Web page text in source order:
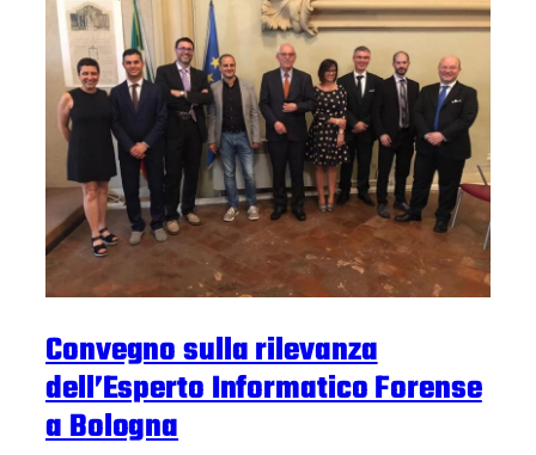
Convegno sulla rilevanza
dell’Esperto Informatico Forense
a Bologna